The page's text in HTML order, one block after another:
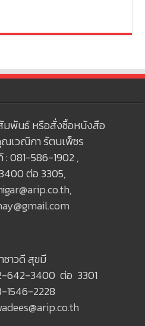
มพันธ์ หรือสั่งซื้อหนังสือ
เวณิกา รัตนเพ็ชร
: 081-586-1902 ,
ต่อ 3305,
,
าวดี สุขมี
642-3400 ต่อ 3301
1546-2228